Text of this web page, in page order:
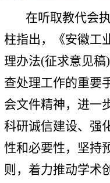
在听取教代会
柱指出，《安徽工
理办法(征求意见
查处理工作的重要
会文件精神，进一
科研诚信建设、强
性和必要性，坚持
则，着力推动学术